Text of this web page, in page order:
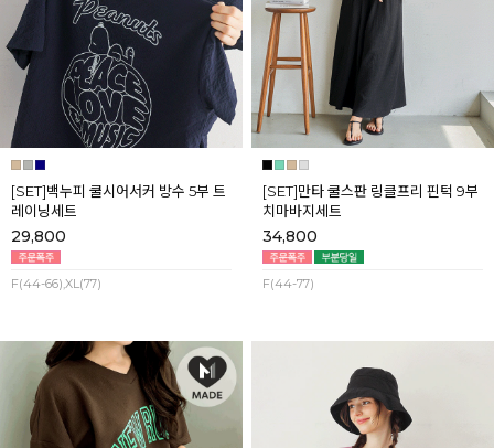
[SET]백누피 쿨시어서커 방수 5부 트
레이닝세트
29,800
F(44-66),XL(77)
[SET]만타 쿨스판 링클프리 핀턱 9부
치마바지세트
34,800
F(44-77)